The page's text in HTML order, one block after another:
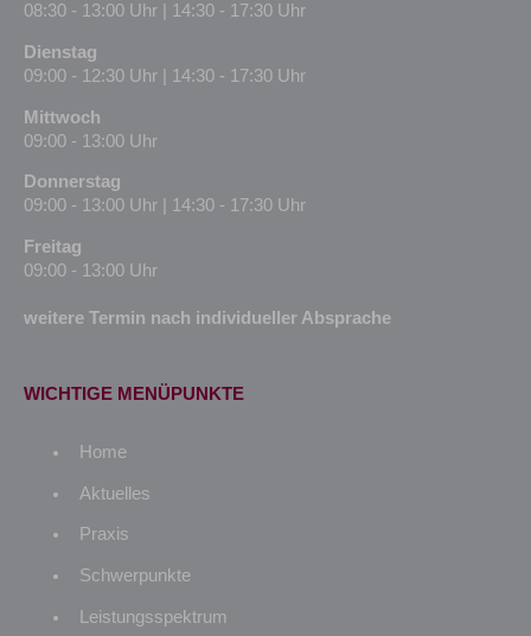
08:30 - 13:00 Uhr | 14:30 - 17:30 Uhr
Dienstag
09:00 - 12:30 Uhr | 14:30 - 17:30 Uhr
Mittwoch
09:00 - 13:00 Uhr
Donnerstag
09:00 - 13:00 Uhr | 14:30 - 17:30 Uhr
Freitag
09:00 - 13:00 Uhr
weitere Termin nach individueller Absprache
WICHTIGE MENÜPUNKTE
Home
Aktuelles
Praxis
Schwerpunkte
Leistungsspektrum